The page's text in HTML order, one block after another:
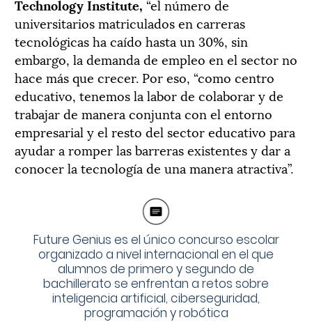
Technology Institute, “el número de
universitarios matriculados en carreras
tecnológicas ha caído hasta un 30%, sin
embargo, la demanda de empleo en el sector no
hace más que crecer. Por eso, “como centro
educativo, tenemos la labor de colaborar y de
trabajar de manera conjunta con el entorno
empresarial y el resto del sector educativo para
ayudar a romper las barreras existentes y dar a
conocer la tecnología de una manera atractiva”.
Future Genius es el único concurso escolar
organizado a nivel internacional en el que
alumnos de primero y segundo de
bachillerato se enfrentan a retos sobre
inteligencia artificial, ciberseguridad,
programación y robótica